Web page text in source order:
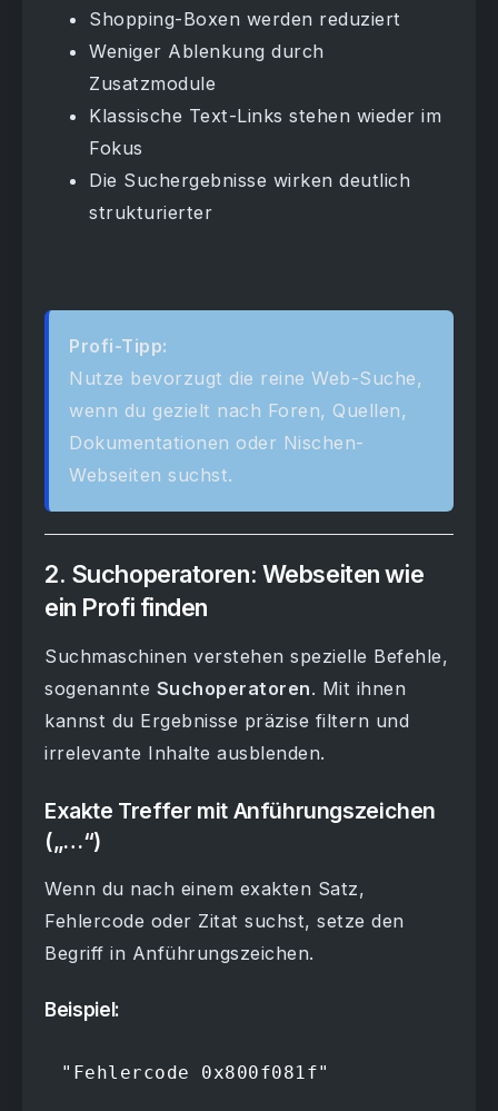
Shopping-Boxen werden reduziert
Weniger Ablenkung durch
Zusatzmodule
Klassische Text-Links stehen wieder im
Fokus
Die Suchergebnisse wirken deutlich
strukturierter
Profi-Tipp:
Nutze bevorzugt die reine Web-Suche,
wenn du gezielt nach Foren, Quellen,
Dokumentationen oder Nischen-
Webseiten suchst.
2. Suchoperatoren: Webseiten wie
ein Profi finden
Suchmaschinen verstehen spezielle Befehle,
sogenannte Suchoperatoren. Mit ihnen
kannst du Ergebnisse präzise filtern und
irrelevante Inhalte ausblenden.
Exakte Treffer mit Anführungszeichen
(„…“)
Wenn du nach einem exakten Satz,
Fehlercode oder Zitat suchst, setze den
Begriff in Anführungszeichen.
Beispiel:
"Fehlercode 0x800f081f"